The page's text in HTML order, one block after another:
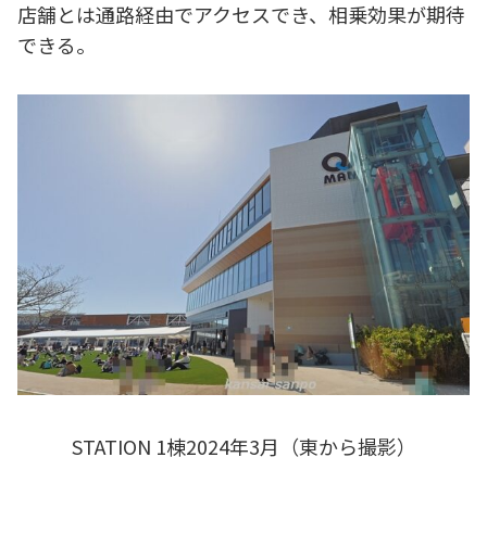
店舗とは通路経由でアクセスでき、相乗効果が期待
できる。
STATION 1棟2024年3月（東から撮影）